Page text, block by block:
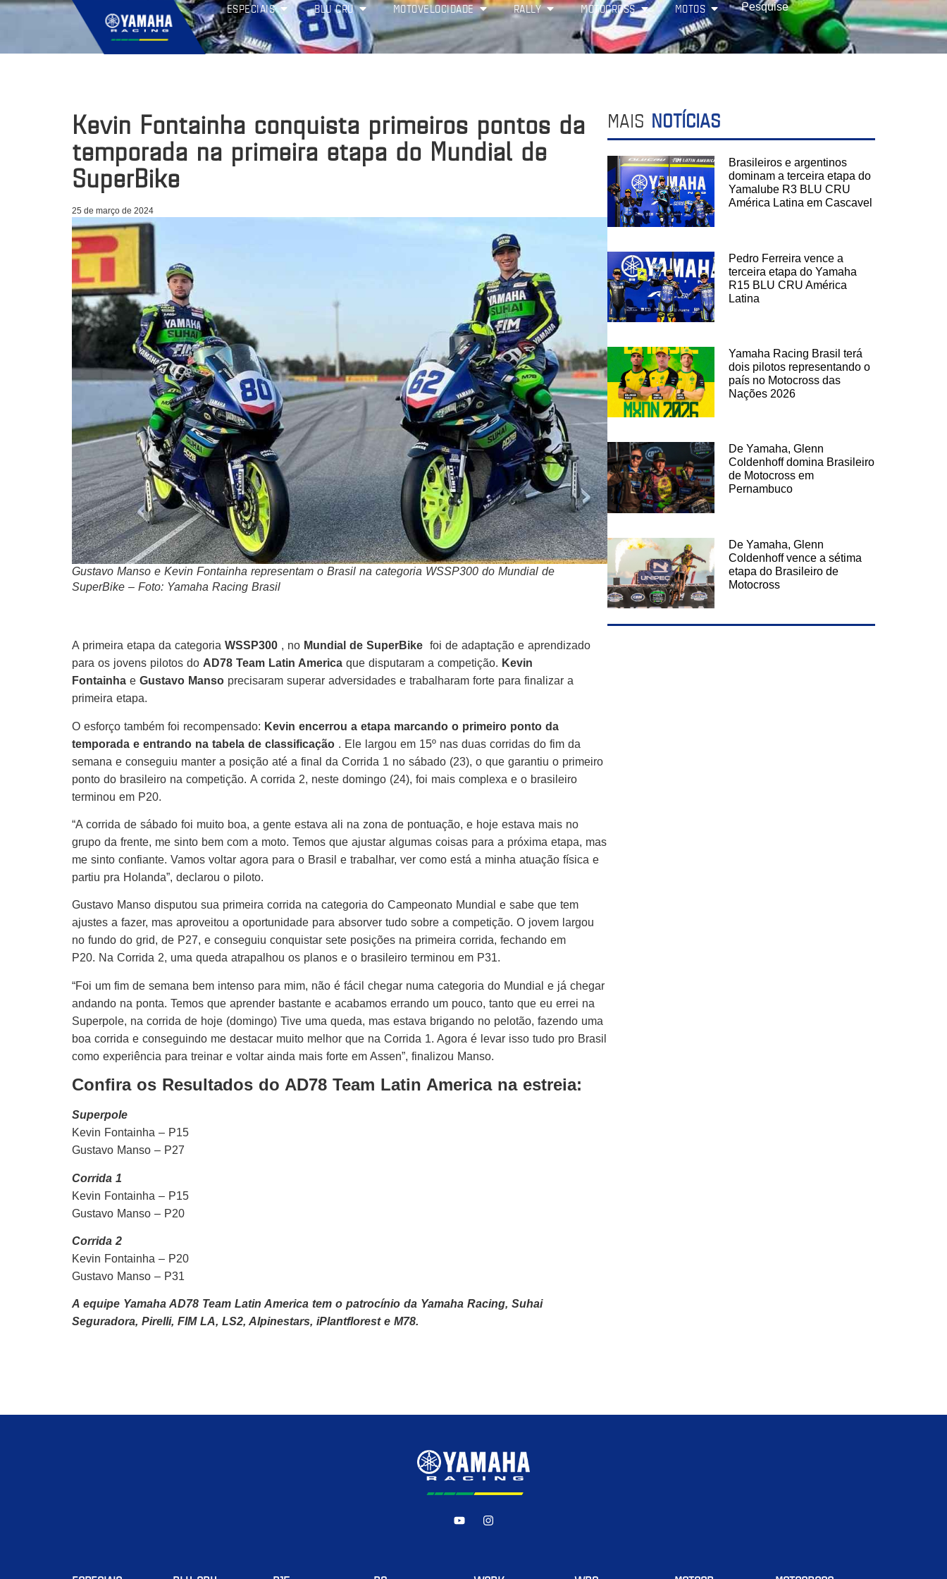
ESPECIAIS BLU CRU MOTOVELOCIDADE RALLY MOTOCROSS MOTOS
Kevin Fontainha conquista primeiros pontos da
temporada na primeira etapa do Mundial de
SuperBike
25 de março de 2024
Gustavo Manso e Kevin Fontainha representam o Brasil na categoria WSSP300 do Mundial de
SuperBike – Foto: Yamaha Racing Brasil
A primeira etapa da categoria WSSP300 , no Mundial de SuperBike foi de adaptação e aprendizado
para os jovens pilotos do AD78 Team Latin America que disputaram a competição. Kevin
Fontainha e Gustavo Manso precisaram superar adversidades e trabalharam forte para finalizar a
primeira etapa.
O esforço também foi recompensado: Kevin encerrou a etapa marcando o primeiro ponto da
temporada e entrando na tabela de classificação . Ele largou em 15º nas duas corridas do fim da
semana e conseguiu manter a posição até a final da Corrida 1 no sábado (23), o que garantiu o primeiro
ponto do brasileiro na competição. A corrida 2, neste domingo (24), foi mais complexa e o brasileiro
terminou em P20.
“A corrida de sábado foi muito boa, a gente estava ali na zona de pontuação, e hoje estava mais no
grupo da frente, me sinto bem com a moto. Temos que ajustar algumas coisas para a próxima etapa, mas
me sinto confiante. Vamos voltar agora para o Brasil e trabalhar, ver como está a minha atuação física e
partiu pra Holanda”, declarou o piloto.
Gustavo Manso disputou sua primeira corrida na categoria do Campeonato Mundial e sabe que tem
ajustes a fazer, mas aproveitou a oportunidade para absorver tudo sobre a competição. O jovem largou
no fundo do grid, de P27, e conseguiu conquistar sete posições na primeira corrida, fechando em
P20. Na Corrida 2, uma queda atrapalhou os planos e o brasileiro terminou em P31.
“Foi um fim de semana bem intenso para mim, não é fácil chegar numa categoria do Mundial e já chegar
andando na ponta. Temos que aprender bastante e acabamos errando um pouco, tanto que eu errei na
Superpole, na corrida de hoje (domingo) Tive uma queda, mas estava brigando no pelotão, fazendo uma
boa corrida e conseguindo me destacar muito melhor que na Corrida 1. Agora é levar isso tudo pro Brasil
como experiência para treinar e voltar ainda mais forte em Assen”, finalizou Manso.
Confira os Resultados do AD78 Team Latin America na estreia:
Superpole
Kevin Fontainha – P15
Gustavo Manso – P27
Corrida 1
Kevin Fontainha – P15
Gustavo Manso – P20
Corrida 2
Kevin Fontainha – P20
Gustavo Manso – P31
A equipe Yamaha AD78 Team Latin America tem o patrocínio da Yamaha Racing, Suhai
Seguradora, Pirelli, FIM LA, LS2, Alpinestars, iPlantflorest e M78.
MAIS NOTÍCIAS
Brasileiros e argentinos
dominam a terceira etapa do
Yamalube R3 BLU CRU
América Latina em Cascavel
Pedro Ferreira vence a
terceira etapa do Yamaha
R15 BLU CRU América
Latina
Yamaha Racing Brasil terá
dois pilotos representando o
país no Motocross das
Nações 2026
De Yamaha, Glenn
Coldenhoff domina Brasileiro
de Motocross em
Pernambuco
De Yamaha, Glenn
Coldenhoff vence a sétima
etapa do Brasileiro de
Motocross